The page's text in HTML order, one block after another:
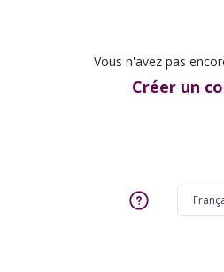
Vous n'avez pas
Créer un